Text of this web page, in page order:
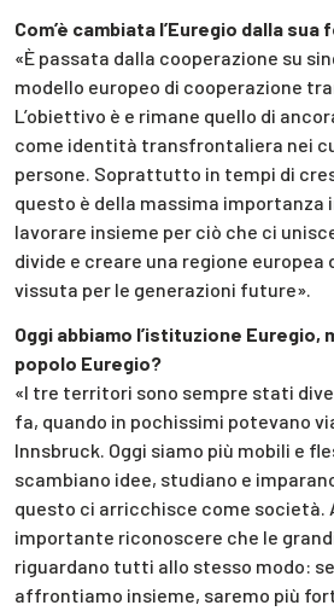
Com’è cambiata l’Euregio dalla sua
«È passata dalla cooperazione su
modello europeo di cooperazione
L’obiettivo è e rimane quello di
come identità transfrontaliera nei
persone. Soprattutto in tempi di
questo è della massima importanza
lavorare insieme per ciò che ci
divide e creare una regione europea
vissuta per le generazioni future».
Oggi abbiamo l’istituzione Euregio,
popolo Euregio?
«I tre territori sono sempre stati
fa, quando in pochissimi potevano
Innsbruck. Oggi siamo più mobili e
scambiano idee, studiano e
questo ci arricchisce come società.
importante riconoscere che le
riguardano tutti allo stesso modo:
affrontiamo insieme, saremo più